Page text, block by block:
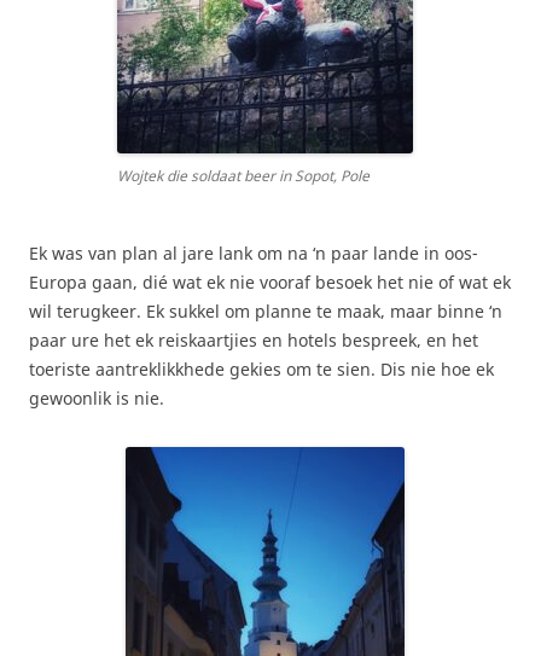
Wojtek die soldaat beer in Sopot, Pole
Ek was van plan al jare lank om na ‘n paar lande in oos-
Europa gaan, dié wat ek nie vooraf besoek het nie of wat ek
wil terugkeer. Ek sukkel om planne te maak, maar binne ‘n
paar ure het ek reiskaartjies en hotels bespreek, en het
toeriste aantreklikkhede gekies om te sien. Dis nie hoe ek
gewoonlik is nie.